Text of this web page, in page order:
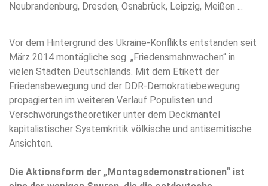
Neubrandenburg, Dresden, Osnabrück, Leipzig, Meißen ...
Vor dem Hintergrund des Ukraine-Konflikts entstanden seit
März 2014 montägliche sog. „Friedensmahnwachen“ in
vielen Städten Deutschlands. Mit dem Etikett der
Friedensbewegung und der DDR-Demokratiebewegung
propagierten im weiteren Verlauf Populisten und
Verschwörungstheoretiker unter dem Deckmantel
kapitalistischer Systemkritik völkische und antisemitische
Ansichten.
Die Aktionsform der „Montagsdemonstrationen“ ist